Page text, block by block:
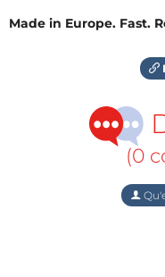
Made in Europe. Fast.
(0